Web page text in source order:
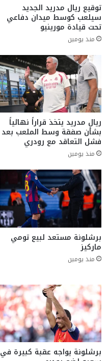
توقيع ريال مدريد الجديد
سيلعب كوسط ميدان دفاعي
تحت قيادة مورينيو
منذ يومين
ريال مدريد يتخذ قراراً نهائياً
بشأن صفقة وسط الملعب بعد
فشل التعاقد مع رودري
منذ يومين
برشلونة مستعد لبيع تومي
ماركيز
منذ يومين
برشلونة يواجه عقبة كبيرة في